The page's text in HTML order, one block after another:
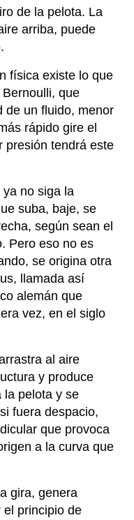
de la pelota. La
arriba, puede
física existe lo que
que
de un fluido, menor
rápido gire el
presión tendrá este
no siga la
suba, baje, se
según sean el
Pero eso no es
se origina otra
llamada así
alemán que
vez, en el siglo
al aire
y produce
la pelota y se
fuera despacio,
que provoca
a la curva que
gira, genera
principio de